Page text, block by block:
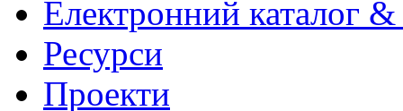
Електронний каталог
Ресурси
Проекти